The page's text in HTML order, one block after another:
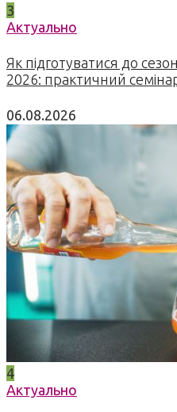
3
Актуально
Як підготуватися до
2026: практичний
06.08.2026
4
Актуально